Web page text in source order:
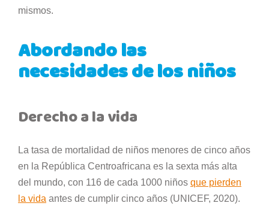
mismos.
Abordando las
necesidades de los niños
Derecho a la vida
La tasa de mortalidad de niños menores de cinco años
en la República Centroafricana es la sexta más alta
del mundo, con 116 de cada 1000 niños que pierden
la vida antes de cumplir cinco años (UNICEF, 2020).